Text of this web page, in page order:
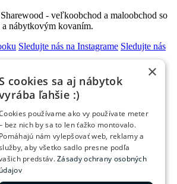
- veľkoobchod a maloobchod so
nábytkovým kovaním.
Sledujte nás na Instagrame Sledujte nás
tovaru
×
cookies sa aj nábytok
ľahšie :)
používame ako vy používate meter
bez nich by sa to len ťažko montovalo.
Pomáhajú nám vylepšovať web, reklamy a
aby všetko sadlo presne podľa
predstáv.Zásady ochrany osobných
údajov